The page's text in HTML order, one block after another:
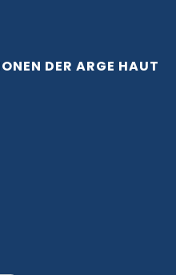
DER ARGE HAUT